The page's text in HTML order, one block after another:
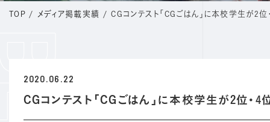
TOP / メディア掲載実績 /CGコンテスト「CGごはん」に本校学生が2
2020.06.22
CGコンテスト「CGごはん」に本校学生が2位・